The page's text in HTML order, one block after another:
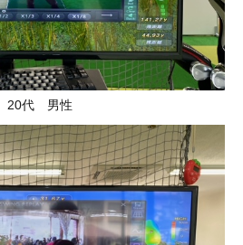
20代 男性